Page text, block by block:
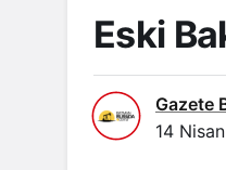
Eski
Gazete
14